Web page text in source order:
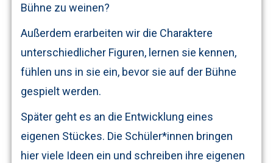
Bühne zu weinen?
Außerdem erarbeiten wir die Charaktere
unterschiedlicher Figuren, lernen sie kennen,
fühlen uns in sie ein, bevor sie auf der Bühne
gespielt werden.
Später geht es an die Entwicklung eines
eigenen Stückes. Die Schüler*innen bringen
hier viele Ideen ein und schreiben ihre eigenen